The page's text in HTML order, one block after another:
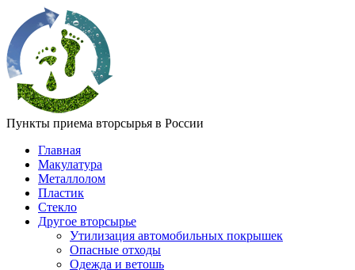
Пункты приема вторсырья в России
Главная
Макулатура
Металлолом
Пластик
Стекло
Другое вторсырье
Утилизация автомобильных покрышек
Опасные отходы
Одежда и ветошь